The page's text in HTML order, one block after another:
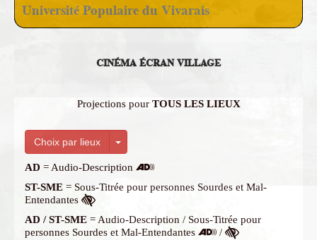
Université Populaire du Vivarais
CINÉMA ÉCRAN VILLAGE